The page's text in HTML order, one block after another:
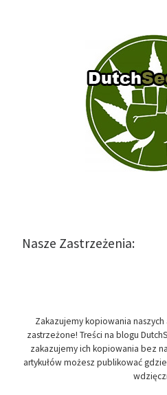
Nasze Zastrzeżenia:
Zakazujemy kopiowania naszych
zastrzeżone! Treści na blogu
zakazujemy ich kopiowania bez
artykułów możesz publikować